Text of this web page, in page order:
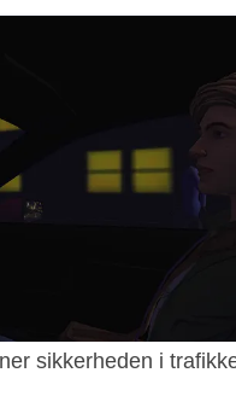
sikkerheden i